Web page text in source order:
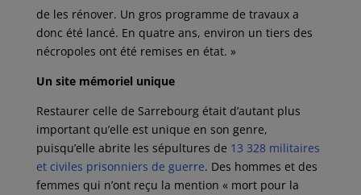
de les rénover. Un gros programme de travaux a
donc été lancé. En quatre ans, environ un tiers des
nécropoles ont été remises en état. »
Un site mémoriel unique
Restaurer celle de Sarrebourg était d’autant plus
important qu’elle est unique en son genre,
puisqu’elle abrite les sépultures de 13 328 militaires
et civiles prisonniers de guerre. Des hommes et des
femmes qui n’ont reçu la mention « mort pour la